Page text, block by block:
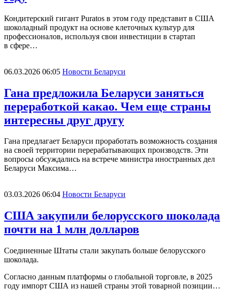
Кондитерский гигант Puratos в этом году представит в США
шоколадный продукт на основе клеточных культур для
профессионалов, используя свои инвестиции в стартап
в сфере…
06.03.2026 06:05 Новости Беларуси
Гана предложила Беларуси заняться
переработкой какао. Чем еще страны
интересны друг другу
Гана предлагает Беларуси проработать возможность создания
на своей территории перерабатывающих производств. Эти
вопросы обсуждались на встрече министра иностранных дел
Беларуси Максима…
03.03.2026 06:04 Новости Беларуси
США закупили белорусского шоколада
почти на 1 млн долларов
Соединенные Штаты стали закупать больше белорусского
шоколада.
Согласно данным платформы о глобальной торговле, в 2025
году импорт США из нашей страны этой товарной позиции…